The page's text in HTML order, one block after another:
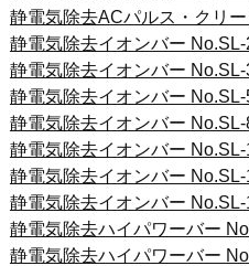
静電気除去ACパルス・クリ
静電気除去イオンバー
静電気除去イオンバー
静電気除去イオンバー
静電気除去イオンバー
静電気除去イオンバー
静電気除去イオンバー
静電気除去イオンバー
静電気除去ハイパワーバー
静電気除去ハイパワーバー